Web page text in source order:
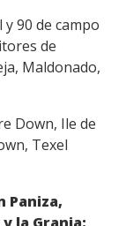
90 de campo
de
Maldonado,
Down, Ile de
Texel
Paniza,
la Granja: